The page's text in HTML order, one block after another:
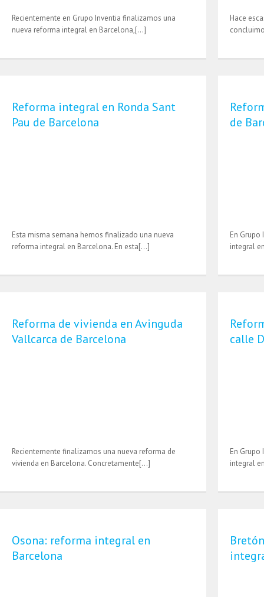
Recientemente en Grupo Inventia finalizamos una
nueva reforma integral en Barcelona,[…]
Hace
Reforma integral en Ronda Sant
Pau de Barcelona
Esta misma semana hemos finalizado una nueva
reforma integral en Barcelona. En esta[…]
de
En
integral
Reforma de vivienda en Avinguda
Vallcarca de Barcelona
Recientemente finalizamos una nueva reforma de
vivienda en Barcelona. Concretamente[…]
calle
En
integral
Osona: reforma integral en
Barcelona